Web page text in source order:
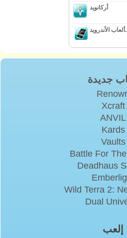
أركانويد
ألعاب الأندرويد.
جديدة
Xcraft
ANVIL
Kards
Vaults
Battle For
Deadhaus
Wild Terra 2:
Dual
إلعب